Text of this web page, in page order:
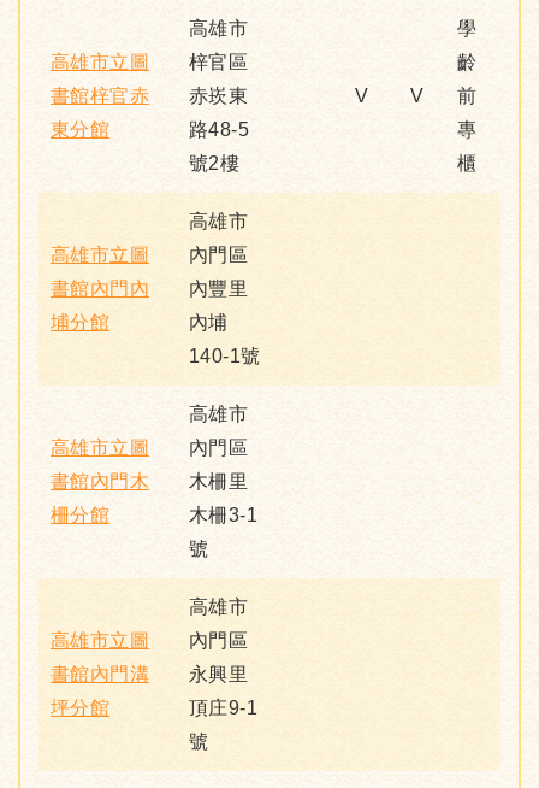
高雄市立圖
書館梓官赤
東分館
高雄市
梓官區
赤崁東
路48-5
號2樓
V V
學
齡
前
專
櫃
高雄市立圖
書館內門內
埔分館
高雄市
內門區
內豐里
內埔
140-1號
高雄市立圖
書館內門木
柵分館
高雄市
內門區
木柵里
木柵3-1
號
高雄市立圖
書館內門溝
坪分館
高雄市
內門區
永興里
頂庄9-1
號